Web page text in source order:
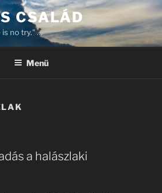
CSALÁD
is no try." …
Menü
a halászlaki